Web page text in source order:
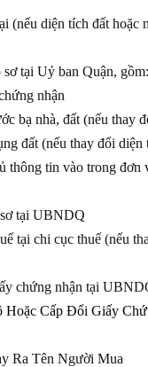
(nếu diện tích đất hoặc
sơ tại Uỷ ban Quận, gồm:
nhận
bạ nhà, đất (nếu thay
đất (nếu thay đổi diện
thông tin vào trong đơn
tại UBNDQ
tại chi cục thuế (nếu
chứng nhận tại
Hoặc Cấp Đổi Giấy
Ra Tên Người Mua